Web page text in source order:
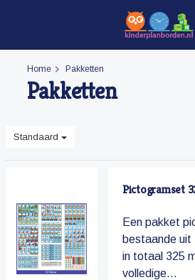
Home Pakketten
Pakketten
Standaard
Pictogramset
Een pakket
bestaande
in totaal 325
volledige...